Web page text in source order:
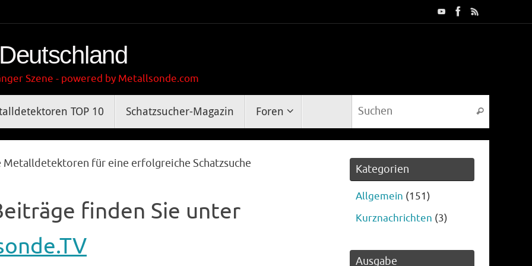
Szene - powered by Metallsonde.com
TOP 10 Schatzsucher-Magazin Foren Suchen
für eine erfolgreiche Schatzsuche
finden Sie unter
Kategorien
Allgemein (151)
Kurznachrichten (3)
Ausgabe